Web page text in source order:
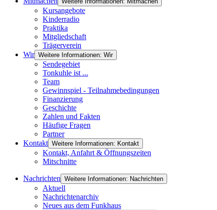
Kursangebote
Kinderradio
Praktika
Mitgliedschaft
Trägerverein
Wir Weitere Informationen: Wir
Sendegebiet
Tonkuhle ist ...
Team
Gewinnspiel - Teilnahmebedingungen
Finanzierung
Geschichte
Zahlen und Fakten
Häufige Fragen
Partner
Kontakt Weitere Informationen: Kontakt
Kontakt, Anfahrt & Öffnungszeiten
Mitschnitte
Nachrichten Weitere Informationen: Nachrichten
Aktuell
Nachrichtenarchiv
Neues aus dem Funkhaus